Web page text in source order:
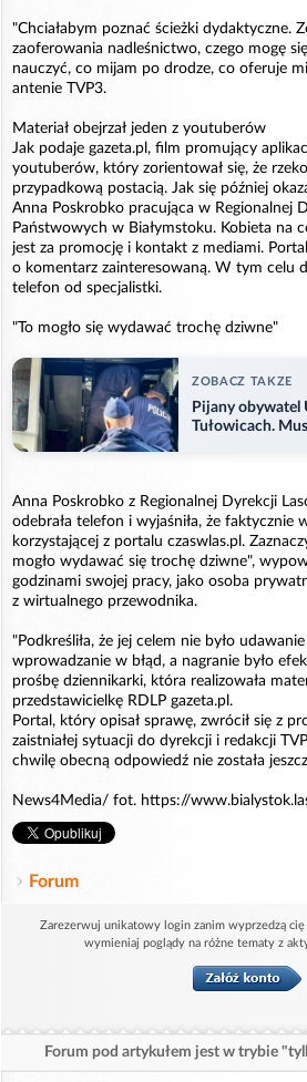
"Chciałabym poznać ścieżki dydaktyczne.
zaoferowania nadleśnictwo, czego mogę
nauczyć, co mijam po drodze, co oferuje
antenie TVP3.
Materiał obejrzał jeden z youtuberów
Jak podaje gazeta.pl, film promujący
youtuberów, który zorientował się, że
przypadkową postacią. Jak się później
Anna Poskrobko pracująca w Regionalnej
Państwowych w Białymstoku. Kobieta na
jest za promocję i kontakt z mediami.
o komentarz zainteresowaną. W tym celu
telefon od specjalistki.
"To mogło się wydawać trochę dziwne"
ZOBACZ TAKZE
Pijany obywatel
Tułowicach.
Anna Poskrobko z Regionalnej Dyrekcji
odebrała telefon i wyjaśniła, że faktycznie
korzystającej z portalu czaswlas.pl.
mogło wydawać się trochę dziwne",
godzinami swojej pracy, jako osoba
z wirtualnego przewodnika.
"Podkreśliła, że jej celem nie było
wprowadzanie w błąd, a nagranie było
prośbę dziennikarki, która realizowała
przedstawicielkę RDLP gazeta.pl.
Portal, który opisał sprawę, zwrócił się z
zaistniałej sytuacji do dyrekcji i redakcji
chwilę obecną odpowiedź nie została
News4Media/ fot. https://
Forum
Zarezerwuj unikatowy login zanim wyprzedzą cię
wymieniaj poglądy na różne tematy z
Forum pod artykułem jest w trybie